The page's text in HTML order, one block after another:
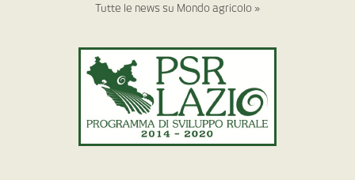
Tutte le news su Mondo agricolo »